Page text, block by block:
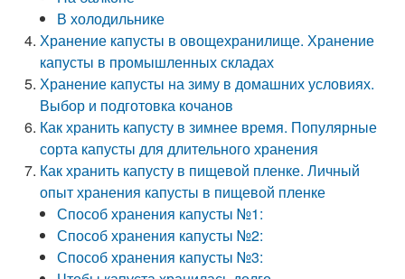
В холодильнике
Хранение капусты в овощехранилище. Хранение
капусты в промышленных складах
Хранение капусты на зиму в домашних условиях.
Выбор и подготовка кочанов
Как хранить капусту в зимнее время. Популярные
сорта капусты для длительного хранения
Как хранить капусту в пищевой пленке. Личный
опыт хранения капусты в пищевой пленке
Способ хранения капусты №1:
Способ хранения капусты №2:
Способ хранения капусты №3: